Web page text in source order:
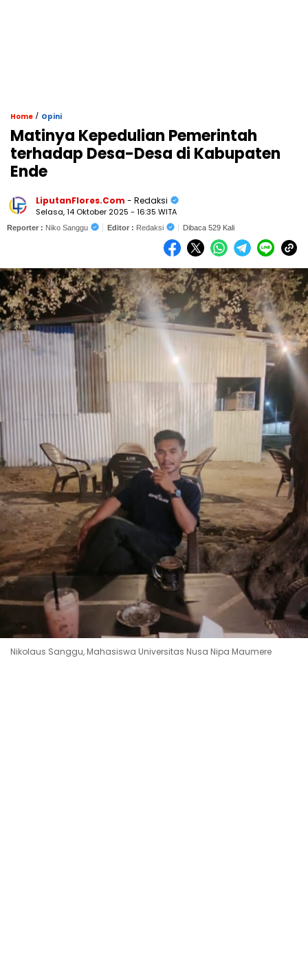
Home / Opini
Matinya Kepedulian Pemerintah
terhadap Desa-Desa di Kabupaten
Ende
LiputanFlores.Com - Redaksi
Selasa, 14 Oktober 2025 - 16:35 WITA
Reporter : Niko Sanggu Editor : Redaksi Dibaca 529 Kali
Nikolaus Sanggu, Mahasiswa Universitas Nusa Nipa Maumere